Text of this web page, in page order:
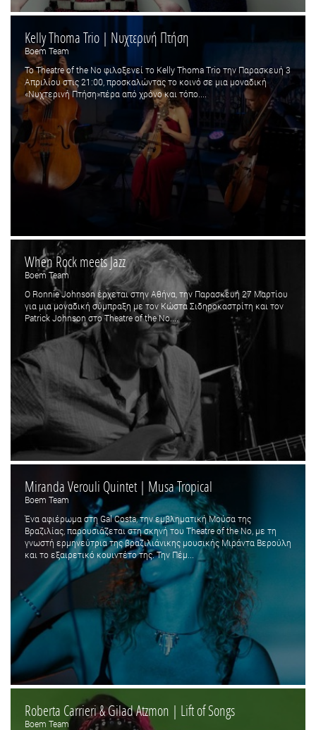
Kelly Thoma Trio | Νυχτερινή Πτήση
Boem Team
Το Theatre of the No φιλοξενεί το Kelly Thoma Trio την Παρασκευή 3
Απριλίου στις 21:00, προσκαλώντας το κοινό σε μια μοναδική
«Νυχτερινή Πτήση»πέρα από χρόνο και τόπο....
When Rock meets Jazz
Boem Team
Ο Ronnie Johnson έρχεται στην Αθήνα, την Παρασκευή 27 Μαρτίου
για μια μοναδική σύμπραξη με τον Κώστα Σιδηροκαστρίτη και τον
Patrick Johnson στο Theatre of the No....
Miranda Verouli Quintet | Musa Tropical
Boem Team
Ένα αφιέρωμα στη Gal Costa, την εμβληματική Μούσα της
Βραζιλίας, παρουσιάζεται στη σκηνή του Theatre of the No, με τη
γνωστή ερμηνεύτρια της βραζιλιάνικης μουσικής Μιράντα Βερούλη
και το εξαιρετικό κουιντέτο της. Την Πέμ...
Roberta Carrieri & Gilad Atzmon | Lift of Songs
Boem Team